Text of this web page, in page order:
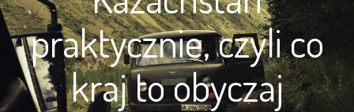
praktycznie, czyli co
kraj to obyczaj